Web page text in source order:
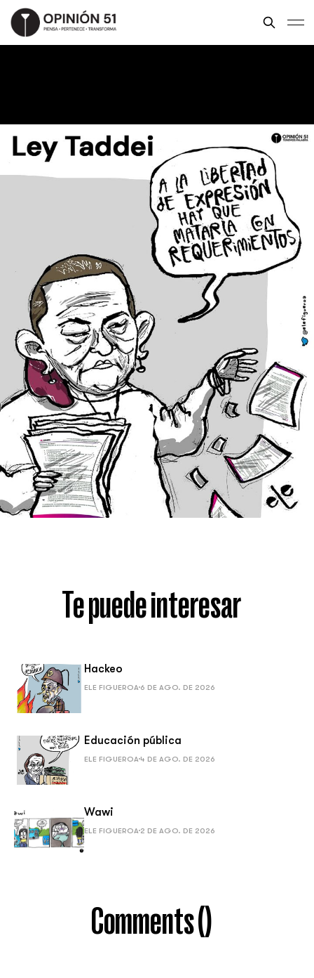
Te puede interesar
Hackeo
ELE FIGUEROA 6 DE AGO. DE 2026
Educación pública
ELE FIGUEROA 4 DE AGO. DE 2026
Wawi
ELE FIGUEROA 2 DE AGO. DE 2026
Comments ()